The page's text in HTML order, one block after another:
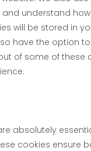
understand
will be stored in
have the option
of some of these
absolutely
cookies ensure